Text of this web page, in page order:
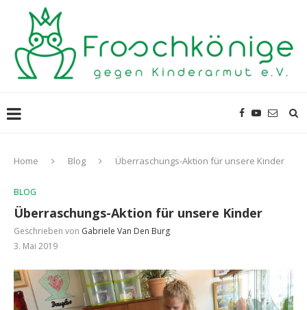
Home Blog Überraschungs-Aktion für unsere Kinder
BLOG
Überraschungs-Aktion für unsere Kinder
Geschrieben von Gabriele Van Den Burg
3. Mai 2019